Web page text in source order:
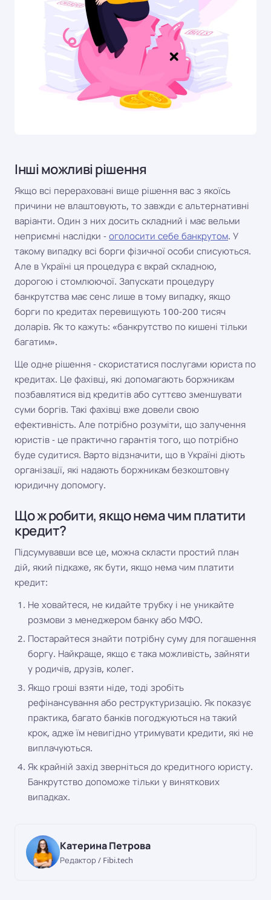
Інші можливі рішення
Якщо всі перераховані вище рішення вас з якоїсь
причини не влаштовують, то завжди є альтернативні
варіанти. Один з них досить складний і має вельми
неприємні наслідки - оголосити себе банкрутом. У
такому випадку всі борги фізичної особи списуються.
Але в Україні ця процедура є вкрай складною,
дорогою і стомлюючої. Запускати процедуру
банкрутства має сенс лише в тому випадку, якщо
борги по кредитах перевищують 100-200 тисяч
доларів. Як то кажуть: «банкрутство по кишені тільки
багатим».
Ще одне рішення - скористатися послугами юриста по
кредитах. Це фахівці, які допомагають боржникам
позбавлятися від кредитів або суттєво зменшувати
суми боргів. Такі фахівці вже довели свою
ефективність. Але потрібно розуміти, що залучення
юристів - це практично гарантія того, що потрібно
буде судитися. Варто відзначити, що в Україні діють
організації, які надають боржникам безкоштовну
юридичну допомогу.
Що ж робити, якщо нема чим платити
кредит?
Підсумувавши все це, можна скласти простий план
дій, який підкаже, як бути, якщо нема чим платити
кредит:
Не ховайтеся, не кидайте трубку і не уникайте
розмови з менеджером банку або МФО.
Постарайтеся знайти потрібну суму для погашення
боргу. Найкраще, якщо є така можливість, зайняти
у родичів, друзів, колег.
Якщо гроші взяти ніде, тоді зробіть
рефінансування або реструктуризацію. Як показує
практика, багато банків погоджуються на такий
крок, адже їм невигідно утримувати кредити, які не
виплачуються.
Як крайній захід зверніться до кредитного юристу.
Банкрутство допоможе тільки у виняткових
випадках.
Катерина Петрова
Редактор / Fibi.tech